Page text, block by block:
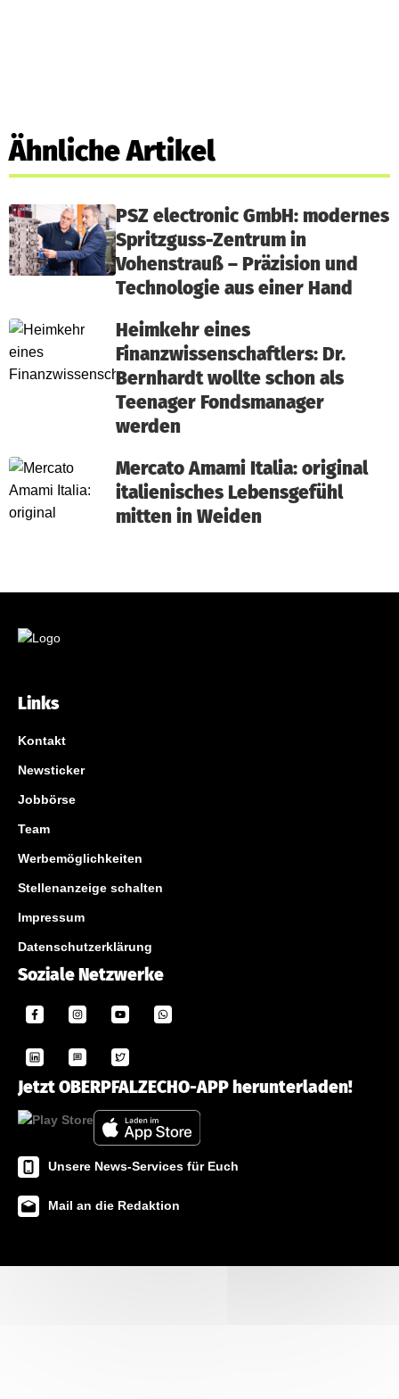
Ähnliche Artikel
PSZ electronic GmbH: modernes
Spritzguss-Zentrum in
Vohenstrauß – Präzision und
Technologie aus einer Hand
Heimkehr eines
Finanzwissenschaftlers: Dr.
Bernhardt wollte schon als
Teenager Fondsmanager
werden
Mercato Amami Italia: original
italienisches Lebensgefühl
mitten in Weiden
Links
Kontakt
Newsticker
Jobbörse
Team
Werbemöglichkeiten
Stellenanzeige schalten
Impressum
Datenschutzerklärung
Soziale Netzwerke
Jetzt OBERPFALZECHO-APP herunterladen!
Unsere News-Services für Euch
Mail an die Redaktion